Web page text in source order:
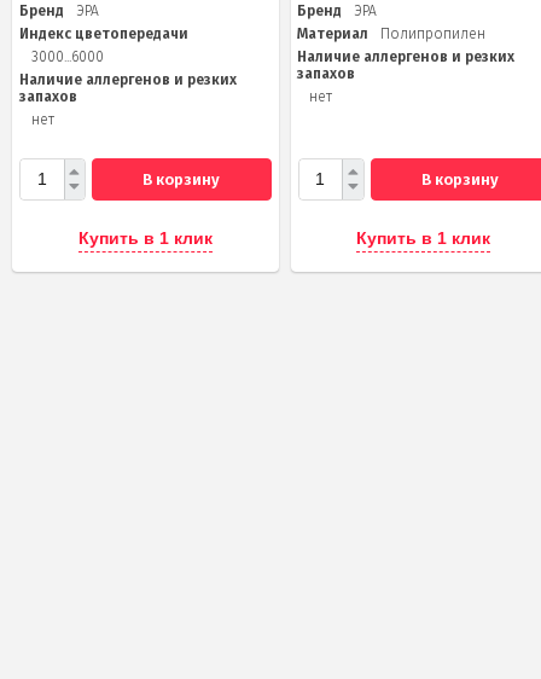
Бренд
ЭРА
Индекс цветопередачи
3000...6000
Наличие аллергенов и резких
запахов
нет
В корзину
Купить в 1 клик
Бренд
ЭРА
Материал
Полипропилен
Наличие аллергенов и резких
запахов
нет
В корзину
Купить в 1 клик